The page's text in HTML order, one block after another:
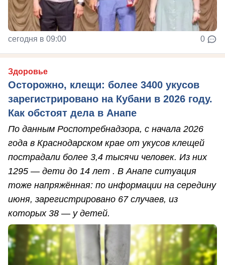
сегодня в 09:00 0
Здоровье
Осторожно, клещи: более 3400 укусов
зарегистрировано на Кубани в 2026 году.
Как обстоят дела в Анапе
По данным Роспотребнадзора, с начала 2026
года в Краснодарском крае от укусов клещей
пострадали более 3,4 тысячи человек. Из них
1295 — дети до 14 лет . В Анапе ситуация
тоже напряжённая: по информации на середину
июня, зарегистрировано 67 случаев, из
которых 38 — у детей.